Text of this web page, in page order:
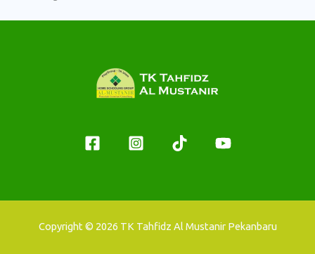
Copyright © 2026 TK Tahfidz Al Mustanir Pekanbaru